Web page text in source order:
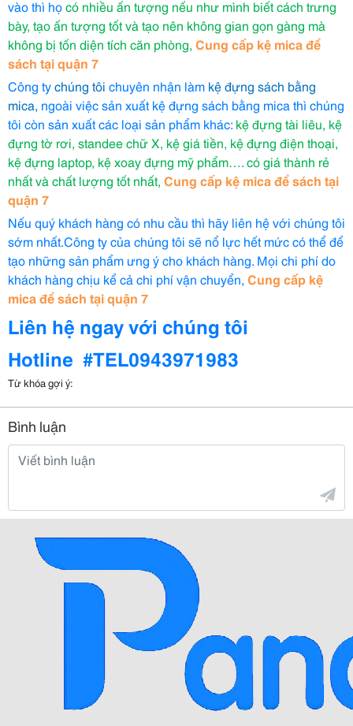
vào thì họcó nhiều ấn tượng nếu như mình biết cách trưng
bày, tạo ấn tượng tốt và tạo nên không gian gọn gàng mà
không bị tốn diện tích căn phòng, Cung cấp kệ mica để
sách tại quận 7
Công tychúng tôi chuyên nhận làm kệ đựng sách bằng
mica, ngoài việc sản xuất kệ đựng sách bằng mica thì chúng
tôi còn sản xuất các loại sản phẩm khác: kệ đựng tài liêu, kệ
đựng tờ rơi, standee chữ X, kệ giá tiền, kệ đựng điện thoại,
kệ đựng laptop, kệ xoay đựng mỹ phẩm…. có giá thành rẻ
nhất và chất lượng tốt nhất, Cung cấp kệ mica để sách tại
quận 7
Nếu quý khách hàng có nhu cầu thì hãy liên hệ với chúng tôi
sớm nhất.Công ty của chúng tôi sẽ nổ lực hết mức có thể để
tạo những sản phẩm ưng ý cho khách hàng. Mọi chi phí do
khách hàng chịu kể cả chi phí vận chuyển, Cung cấp kệ
mica để sách tại quận 7
Liên hệ ngay với chúng tôi
Hotline #TEL0943971983
Từ khóa gợi ý:
Bình luận